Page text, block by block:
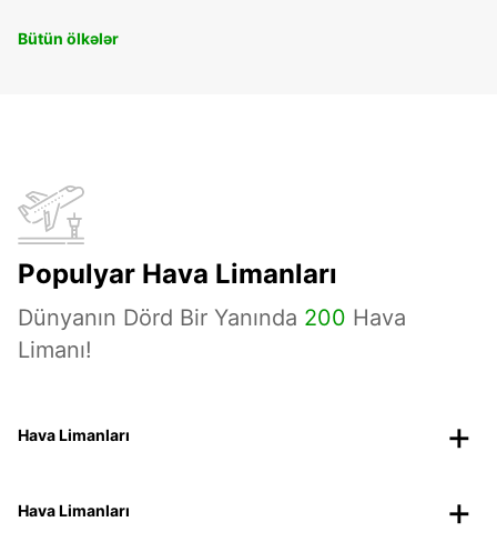
Bütün ölkələr
Populyar Hava Limanları
Dünyanın Dörd Bir Yanında 200 Hava
Limanı!
Hava Limanları
Hava Limanları